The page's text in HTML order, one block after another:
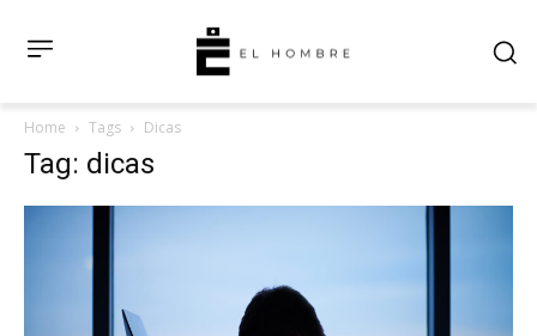
Home Tags Dicas
Tag: dicas